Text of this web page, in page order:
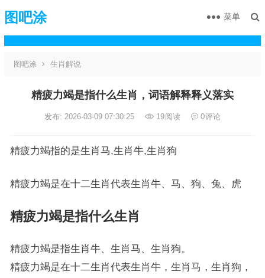
图吧涂 菜单
图吧涂 生肖解说
精疲力竭是指什么生肖，词语解释释义落实
发布: 2026-03-09 07:30:25 19阅读 0评论
精疲力竭指的是生肖马,生肖牛,生肖狗
精疲力竭是在十二生肖代表生肖牛、马、狗、兔、虎
精疲力竭是指什么生肖
精疲力竭是指生肖牛、生肖马、生肖狗。
精疲力竭是在十二生肖代表生肖牛，生肖马，生肖狗，